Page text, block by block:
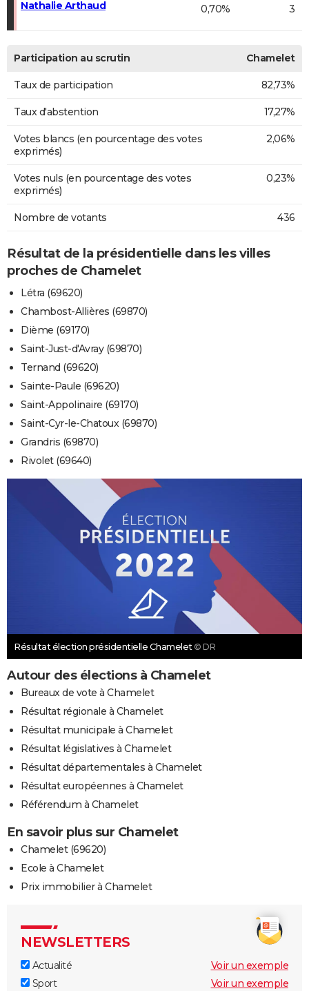
Nathalie Arthaud 0,70% 3
Participation au scrutin Chamelet
Taux de participation 82,73%
Taux d'abstention 17,27%
Votes blancs (en pourcentage des votes
exprimés)
2,06%
Votes nuls (en pourcentage des votes
exprimés)
0,23%
Nombre de votants 436
Résultat de la présidentielle dans les villes
proches de Chamelet
Létra (69620)
Chambost-Allières (69870)
Dième (69170)
Saint-Just-d'Avray (69870)
Ternand (69620)
Sainte-Paule (69620)
Saint-Appolinaire (69170)
Saint-Cyr-le-Chatoux (69870)
Grandris (69870)
Rivolet (69640)
Résultat élection présidentielle Chamelet © DR
Autour des élections à Chamelet
Bureaux de vote à Chamelet
Résultat régionale à Chamelet
Résultat municipale à Chamelet
Résultat législatives à Chamelet
Résultat départementales à Chamelet
Résultat européennes à Chamelet
Référendum à Chamelet
En savoir plus sur Chamelet
Chamelet (69620)
Ecole à Chamelet
Prix immobilier à Chamelet
NEWSLETTERS
Actualité
Voir un exemple
Sport
Voir un exemple